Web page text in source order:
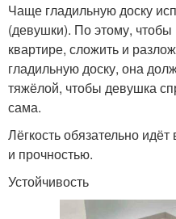
Чаще гладильную доску
(девушки). По этому, чтобы
квартире, сложить и
гладильную доску, она
тяжёлой, чтобы девушка
сама.
Лёгкость обязательно
и прочностью.
Устойчивость